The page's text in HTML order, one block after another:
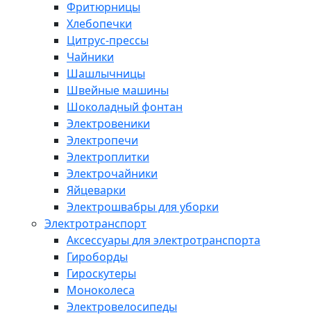
Фритюрницы
Хлебопечки
Цитрус-прессы
Чайники
Шашлычницы
Швейные машины
Шоколадный фонтан
Электровеники
Электропечи
Электроплитки
Электрочайники
Яйцеварки
Электрошвабры для уборки
Электротранспорт
Аксессуары для электротранспорта
Гироборды
Гироскутеры
Моноколеса
Электровелосипеды